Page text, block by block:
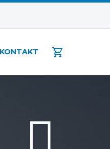
KONTAKT